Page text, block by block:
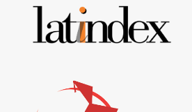
Base
de
datos